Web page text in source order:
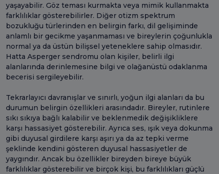
yaşayabilir. Göz teması kurmakta veya mimik kullanmakta
farklılıklar gösterebilirler. Diğer otizm spektrum
bozukluğu türlerinden en belirgin farkı, dil gelişiminde
anlamlı bir gecikme yaşanmaması ve bireylerin çoğunlukla
normal ya da üstün bilişsel yeteneklere sahip olmasıdır.
Hatta Asperger sendromu olan kişiler, belirli ilgi
alanlarında derinlemesine bilgi ve olağanüstü odaklanma
becerisi sergileyebilir.
Tekrarlayıcı davranışlar ve sınırlı, yoğun ilgi alanları da bu
durumun belirgin özellikleri arasındadır. Bireyler, rutinlere
sıkı sıkıya bağlı kalabilir ve beklenmedik değişikliklere
karşı hassasiyet gösterebilir. Ayrıca ses, ışık veya dokunma
gibi duyusal girdilere karşı aşırı ya da az tepki verme
şeklinde kendini gösteren duyusal hassasiyetler de
yaygındır. Ancak bu özellikler bireyden bireye büyük
farklılıklar gösterebilir ve birçok kişi, bu farklılıkları güçlü